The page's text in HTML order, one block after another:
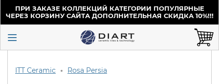
ПРИ ЗАКАЗЕ КОЛЛЕКЦИЙ КАТЕГОРИИ ПОПУЛЯРНЫЕ
ЧЕРЕЗ КОРЗИНУ САЙТА ДОПОЛНИТЕЛЬНАЯ СКИДКА 10%!!!
ITT Ceramic Rosa Persia